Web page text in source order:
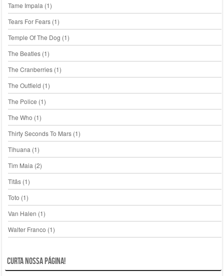
Tame Impala (1)
Tears For Fears(1)
Temple Of The Dog (1)
The Beatles(1)
The Cranberries(1)
The Outfield (1)
The Police (1)
The Who (1)
Thirty Seconds To Mars(1)
Tihuana (1)
Tim Maia (2)
Titãs(1)
Toto (1)
Van Halen (1)
Walter Franco (1)
Curta nossa página!